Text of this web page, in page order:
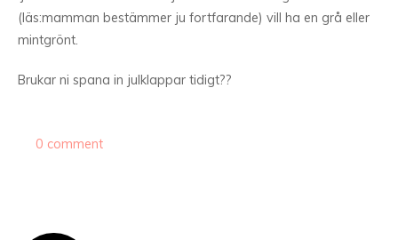
(läs:mamman bestämmer ju fortfarande) vill ha en grå eller
mintgrönt.
Brukar ni spana in julklappar tidigt??
0 comment